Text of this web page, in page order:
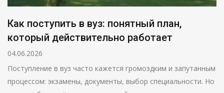
Как поступить в вуз: понятный план,
который действительно работает
04.06.2026
Поступление в вуз часто кажется громоздким и запутанным
процессом: экзамены, документы, выбор специальности. Но